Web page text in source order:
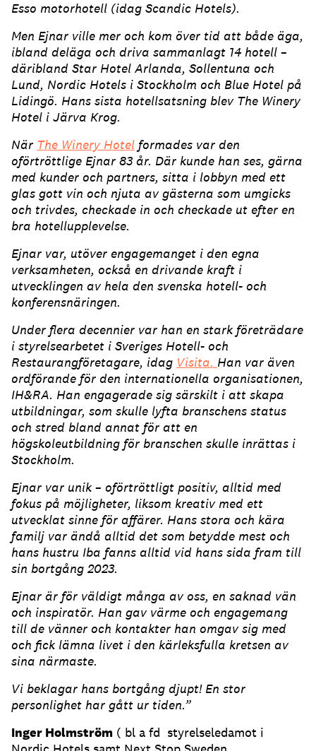
Esso motorhotell (idag Scandic Hotels).
Men Ejnar ville mer och kom över tid att både äga,
ibland deläga och driva sammanlagt 14 hotell –
däribland Star Hotel Arlanda, Sollentuna och
Lund, Nordic Hotels i Stockholm och Blue Hotel på
Lidingö. Hans sista hotellsatsning blev The Winery
Hotel i Järva Krog.
När The Winery Hotel formades var den
oförtröttlige Ejnar 83 år. Där kunde han ses, gärna
med kunder och partners, sitta i lobbyn med ett
glas gott vin och njuta av gästerna som umgicks
och trivdes, checkade in och checkade ut efter en
bra hotellupplevelse.
Ejnar var, utöver engagemanget i den egna
verksamheten, också en drivande kraft i
utvecklingen av hela den svenska hotell- och
konferensnäringen.
Under flera decennier var han en stark företrädare
i styrelsearbetet i Sveriges Hotell- och
Restaurangföretagare, idag Visita. Han var även
ordförande för den internationella organisationen,
IH&RA. Han engagerade sig särskilt i att skapa
utbildningar, som skulle lyfta branschens status
och stred bland annat för att en
högskoleutbildning för branschen skulle inrättas i
Stockholm.
Ejnar var unik – oförtröttligt positiv, alltid med
fokus på möjligheter, liksom kreativ med ett
utvecklat sinne för affärer. Hans stora och kära
familj var ändå alltid det som betydde mest och
hans hustru Iba fanns alltid vid hans sida fram till
sin bortgång 2023.
Ejnar är för väldigt många av oss, en saknad vän
och inspiratör. Han gav värme och engagemang
till de vänner och kontakter han omgav sig med
och fick lämna livet i den kärleksfulla kretsen av
sina närmaste.
Vi beklagar hans bortgång djupt! En stor
personlighet har gått ur tiden.”
Inger Holmström ( bl a fd styrelseledamot i